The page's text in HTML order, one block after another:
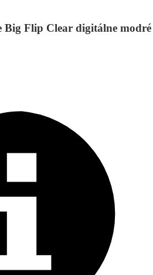
Big Flip Clear digitálne modré